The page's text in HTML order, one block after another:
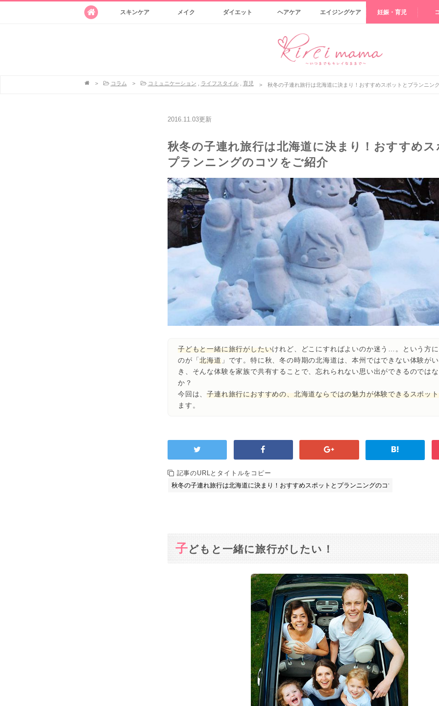
スキンケア メイク ダイエット ヘアケア エイジングケア 妊娠・育児
> コラム > コミュニケーション ライフスタイル, 育児 > 秋冬の子連れ旅行は北海道に決まり！おすすめスポットとプランニン
2016.11.03更新
秋冬の子連れ旅行は北海道に決まり！おすすめス
プランニングのコツをご紹介
子どもと一緒に旅行がしたいけれど、どこにすればよいのか迷う…。という方
のが「北海道 」です。特に秋、冬の時期の北海道は、本州ではできない体験が
き、そんな体験を家族で共有することで、忘れられない思い出ができるのでは
か？
今回は、子連れ旅行におすすめの、北海道ならではの魅力が体験できるスポッ
ます。
記事のURLとタイトルをコピー
子どもと一緒に旅行がしたい！